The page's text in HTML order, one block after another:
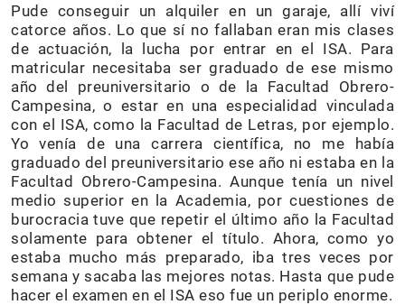
Pude conseguir un alquiler en un garaje, allí viví
catorce años. Lo que sí no fallaban eran mis clases
de actuación, la lucha por entrar en el ISA. Para
matricular necesitaba ser graduado de ese mismo
año del preuniversitario o de la Facultad Obrero-
Campesina, o estar en una especialidad vinculada
con el ISA, como la Facultad de Letras, por ejemplo.
Yo venía de una carrera científica, no me había
graduado del preuniversitario ese año ni estaba en la
Facultad Obrero-Campesina. Aunque tenía un nivel
medio superior en la Academia, por cuestiones de
burocracia tuve que repetir el último año la Facultad
solamente para obtener el título. Ahora, como yo
estaba mucho más preparado, iba tres veces por
semana y sacaba las mejores notas. Hasta que pude
hacer el examen en el ISA eso fue un periplo enorme.